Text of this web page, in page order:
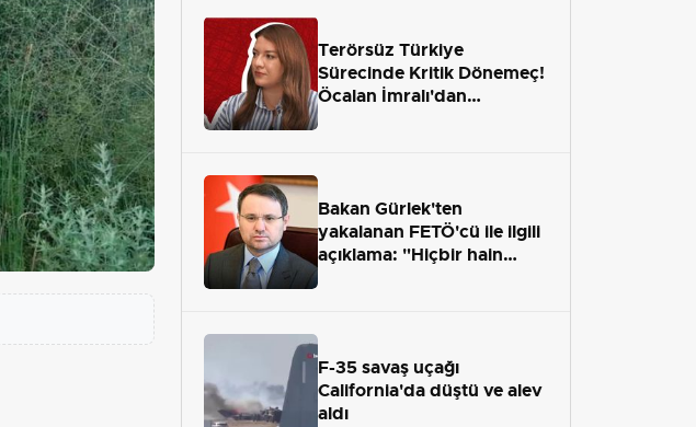
Terörsüz Türkiye
Sürecinde Kritik Dönemeç!
Öcalan İmralı'dan
Bakan Gürlek'ten
yakalanan FETÖ'cü ile ilgili
açıklama: "Hiçbir hain
F-35 savaş uçağı
California'da düştü ve alev
aldı